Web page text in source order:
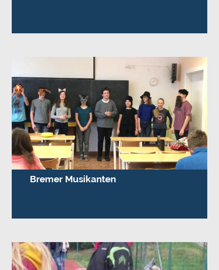
Bremer Musikanten